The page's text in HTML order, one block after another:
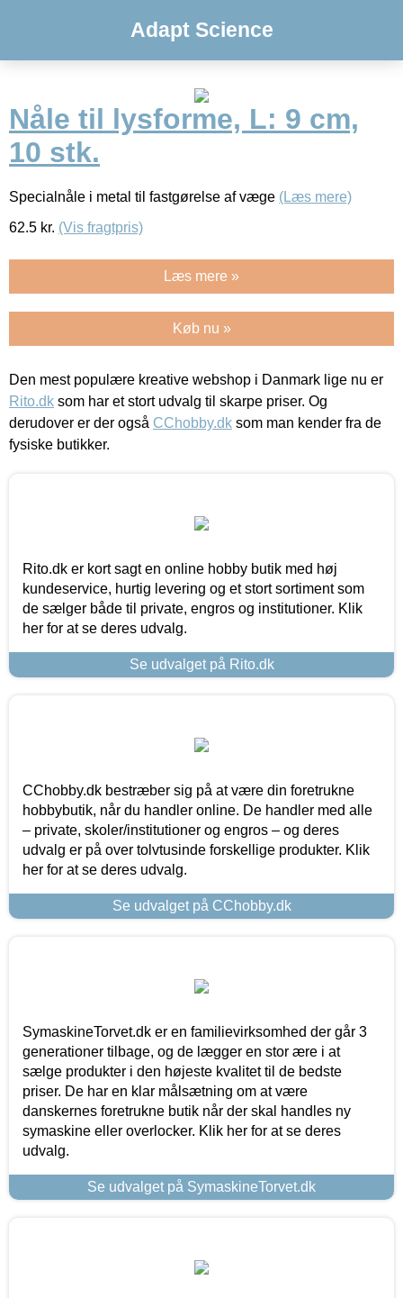
Adapt Science
Nåle til lysforme, L: 9 cm,
10 stk.
Specialnåle i metal til fastgørelse af væge (Læs mere)
62.5 kr. (Vis fragtpris)
Læs mere »
Køb nu »
Den mest populære kreative webshop i Danmark lige nu er
Rito.dk som har et stort udvalg til skarpe priser. Og
derudover er der også CChobby.dk som man kender fra de
fysiske butikker.
Rito.dk er kort sagt en online hobby butik med høj
kundeservice, hurtig levering og et stort sortiment som
de sælger både til private, engros og institutioner. Klik
her for at se deres udvalg.
Se udvalget på Rito.dk
CChobby.dk bestræber sig på at være din foretrukne
hobbybutik, når du handler online. De handler med alle
– private, skoler/institutioner og engros – og deres
udvalg er på over tolvtusinde forskellige produkter. Klik
her for at se deres udvalg.
Se udvalget på CChobby.dk
SymaskineTorvet.dk er en familievirksomhed der går 3
generationer tilbage, og de lægger en stor ære i at
sælge produkter i den højeste kvalitet til de bedste
priser. De har en klar målsætning om at være
danskernes foretrukne butik når der skal handles ny
symaskine eller overlocker. Klik her for at se deres
udvalg.
Se udvalget på SymaskineTorvet.dk